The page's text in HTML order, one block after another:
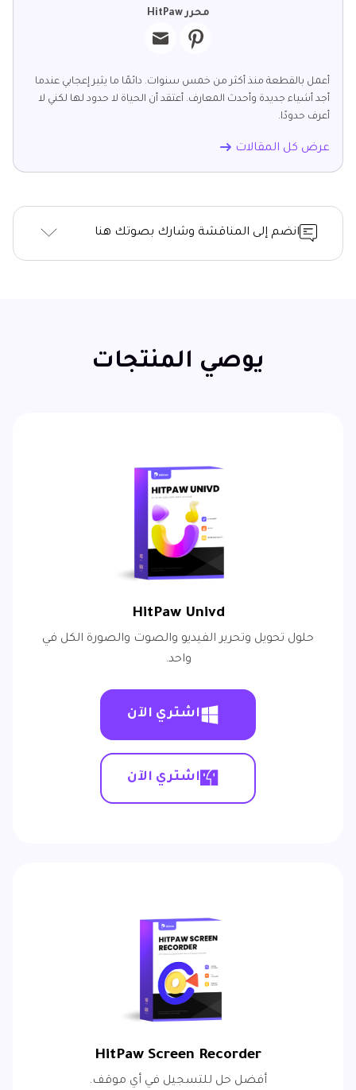
محرر HitPaw
أعمل بالقطعة منذ أكثر من خمس سنوات. دائمًا ما يثير إعجابي عندما
أجد أشياء جديدة وأحدث المعارف. أعتقد أن الحياة لا حدود لها لكني لا
أعرف حدودًا.
عرض كل المقالات
انضم إلى المناقشة وشارك بصوتك هنا
يوصي المنتجات
HitPaw Univd
حلول تحويل وتحرير الفيديو والصوت والصورة الكل في
واحد.
اشتري الآن
اشتري الآن
HitPaw Screen Recorder
أفضل حل للتسجيل في أي موقف.